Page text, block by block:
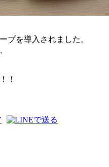
ブを導入されました。
！